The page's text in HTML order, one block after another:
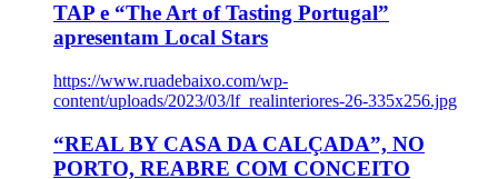
TAP e “The Art of Tasting Portugal”
apresentam Local Stars
https://www.ruadebaixo.com/wp-
content/uploads/2023/03/lf_realinteriores-26-335x256.jpg
“REAL BY CASA DA CALÇADA”, NO
PORTO, REABRE COM CONCEITO